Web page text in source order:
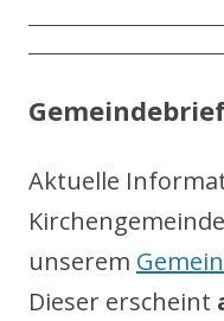
Aktuelle
unserem
Dieser erscheint